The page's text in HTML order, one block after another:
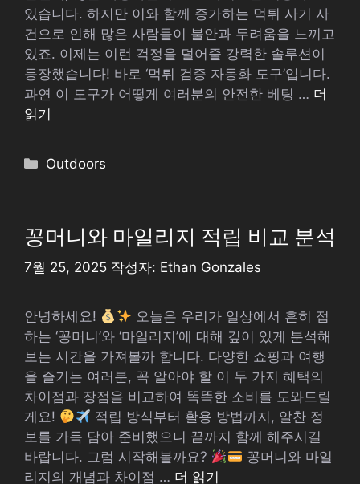
있습니다. 하지만 이와 함께 증가하는 먹튀 사기 사
건으로 인해 많은 사람들이 불안과 두려움을 느끼고
있죠. 이제는 이런 걱정을 덜어줄 강력한 솔루션이
등장했습니다! 바로 ‘먹튀 검증 자동화 도구’입니다.
과연 이 도구가 어떻게 여러분의 안전한 베팅 … 더
읽기
카
Outdoors
꽁머니와 마일리지 적립 비교 분석
7월 25, 2025 작성자: Ethan Gonzales
안녕하세요!
오늘은 우리가 일상에서 흔히 접
하는 ‘꽁머니’와 ‘마일리지’에 대해 깊이 있게 분석해
보는 시간을 가져볼까 합니다. 다양한 쇼핑과 여행
을 즐기는 여러분, 꼭 알아야 할 이 두 가지 혜택의
차이점과 장점을 비교하여 똑똑한 소비를 도와드릴
게요!
적립 방식부터 활용 방법까지, 알찬 정
보를 가득 담아 준비했으니 끝까지 함께 해주시길
바랍니다. 그럼 시작해볼까요?
꽁머니와 마일
리지의 개념과 차이점 … 더 읽기